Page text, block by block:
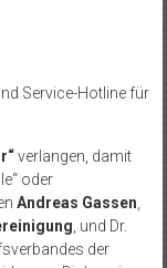
Service-Hotline für
verlangen, damit
oder
Andreas Gassen
, und Dr.
der